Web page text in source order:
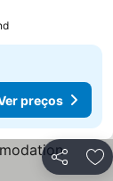
preços
Partilhar